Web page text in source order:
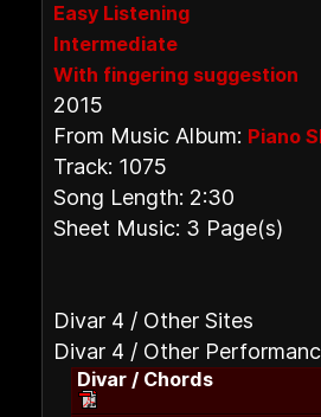
Easy Listening
Intermediate
With fingering suggestion
2015
From Music Album: Piano
Track: 1075
Song Length: 2:30
Sheet Music: 3 Page(s)
Divar 4 / Other Sites
Divar 4 / Other
Divar / Chords